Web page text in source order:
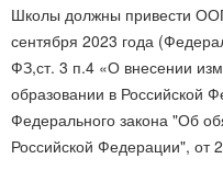
Школы должны привести
сентября 2023 года
ФЗ,ст. 3 п.4 «О внесении
образовании в Российской
Федерального закона "Об
Российской Федерации", от